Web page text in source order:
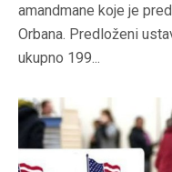
amandmane koje je
Orbana. Predloženi
ukupno 199...